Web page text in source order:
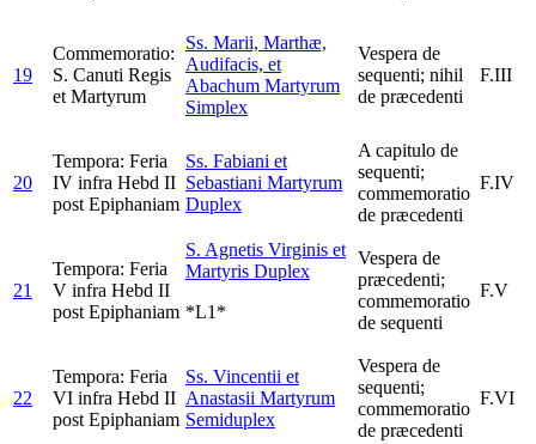
19
Commemoratio:
S. Canuti Regis
et Martyrum
Ss. Marii, Marthæ,
Audifacis, et
Abachum Martyrum
Simplex
Vespera de
sequenti; nihil
de præcedenti
F.III
20
Tempora: Feria
IV infra Hebd II
post Epiphaniam
Ss. Fabiani et
Sebastiani Martyrum
Duplex
A capitulo de
sequenti;
commemoratio
de præcedenti
F.IV
21
Tempora: Feria
V infra Hebd II
post Epiphaniam
S. Agnetis Virginis et
Martyris Duplex
*L1*
Vespera de
præcedenti;
commemoratio
de sequenti
F.V
22
Tempora: Feria
VI infra Hebd II
post Epiphaniam
Ss. Vincentii et
Anastasii Martyrum
Semiduplex
Vespera de
sequenti;
commemoratio
de præcedenti
F.VI